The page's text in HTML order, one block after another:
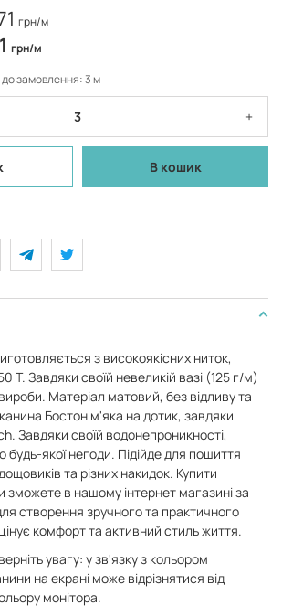
грн/м
грн/м
до замовлення: 3 м
+
В кошик
з високоякісних ниток,
Т. Завдяки своїй невеликій вазі (125 г/м)
Матеріал матовий, без відливу та
Бостон м'яка на дотик, завдяки
Завдяки своїй водонепроникності,
будь-якої негоди. Підійде для пошиття
та різних накидок. Купити
зможете в нашому інтернет магазині за
створення зручного та практичного
комфорт та активний стиль життя.
увагу: у зв'язку з кольором
на екрані може відрізнятися від
монітора.